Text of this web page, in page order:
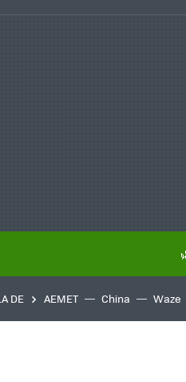
DE AEMET China Waze